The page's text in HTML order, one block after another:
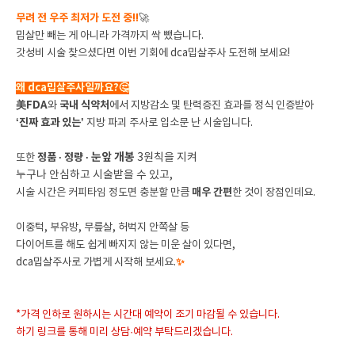
무려 전 우주 최저가 도전 중!!🚀
밉살만 빼는 게 아니라 가격까지 싹 뺐습니다.
갓성비 시술 찾으셨다면 이번 기회에 dca밉살주사 도전해 보세요!
왜 dca밉살주사일까요?🤔
美FDA와 국내 식약처에서 지방감소 및 탄력증진 효과를 정식 인증받아
‘진짜 효과 있는’ 지방 파괴 주사로 입소문 난 시술입니다.
또한정품 · 정량 · 눈앞 개봉 3원칙을 지켜
누구나 안심하고 시술받을 수 있고,
시술 시간은 커피타임 정도면 충분할 만큼 매우 간편한 것이 장점인데요.
이중턱, 부유방, 무릎살, 허벅지 안쪽살 등
다이어트를 해도 쉽게 빠지지 않는 미운 살이 있다면,
dca밉살주사로 가볍게 시작해 보세요.✨
*가격 인하로 원하시는 시간대 예약이 조기 마감될 수 있습니다.
하기 링크를 통해 미리 상담·예약 부탁드리겠습니다.